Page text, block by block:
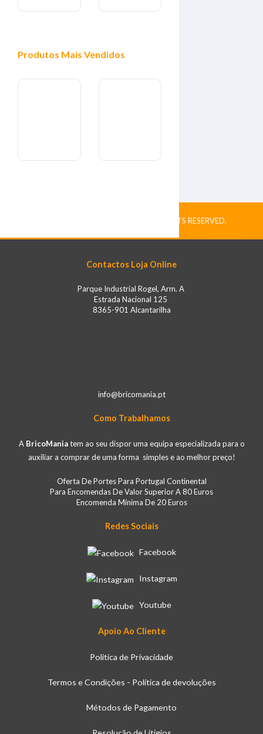
Produtos Mais Vendidos
COPYRIGHT © BRICOMANIA. ALL RIGHTS RESERVED.
Contactos Loja Online
Parque Industrial Rogel, Arm. A
Estrada Nacional 125
8365-901 Alcantarilha
info@bricomania.pt
Como Trabalhamos
A BricoManiatem ao seu dispor uma equipa especializada para o
auxiliar a comprar de uma forma simples e ao melhor preço!
Oferta De Portes Para Portugal Continental
Para Encomendas De Valor Superior A 80 Euros
Encomenda Mínima De 20 Euros
Redes Sociais
Facebook
Instagram
Youtube
Apoio Ao Cliente
Politica de Privacidade
Termos e Condições - Política de devoluções
Métodos de Pagamento